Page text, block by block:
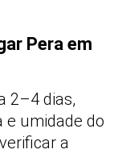
Pera em
2–4 dias,
umidade do
a